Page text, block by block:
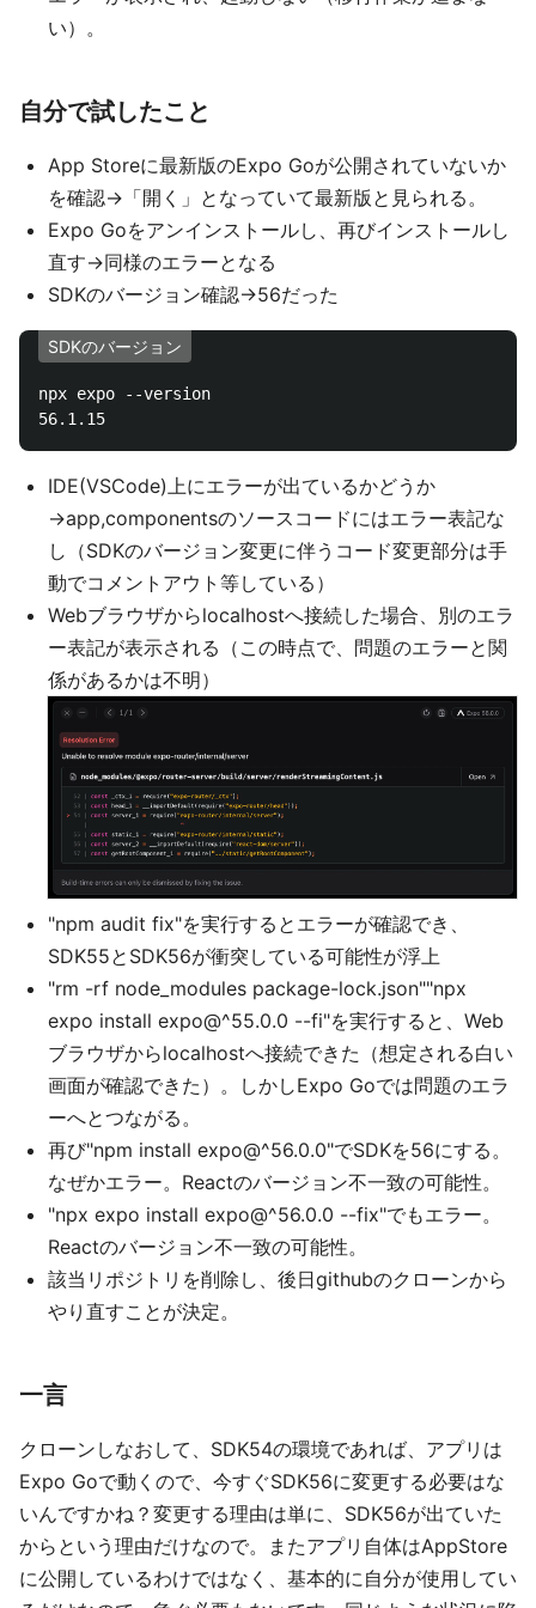
い）。
自分で試したこと
App Storeに最新版のExpo Goが公開されていないか
を確認→「開く」となっていて最新版と見られる。
Expo Goをアンインストールし、再びインストールし
直す→同様のエラーとなる
SDKのバージョン確認→56だった
SDKのバージョン
npx expo --version
IDE(VSCode)上にエラーが出ているかどうか
→app,componentsのソースコードにはエラー表記な
し（SDKのバージョン変更に伴うコード変更部分は手
動でコメントアウト等している）
Webブラウザからlocalhostへ接続した場合、別のエラ
ー表記が表示される（この時点で、問題のエラーと関
係があるかは不明）
"npm audit fix"を実行するとエラーが確認でき、
SDK55とSDK56が衝突している可能性が浮上
"rm -rf node_modules package-lock.json""npx
expo install expo@^55.0.0 --fi"を実行すると、Web
ブラウザからlocalhostへ接続できた（想定される白い
画面が確認できた）。しかしExpo Goでは問題のエラ
ーへとつながる。
再び"npm install expo@^56.0.0"でSDKを56にする。
なぜかエラー。Reactのバージョン不一致の可能性。
"npx expo install expo@^56.0.0 --fix"でもエラー。
Reactのバージョン不一致の可能性。
該当リポジトリを削除し、後日githubのクローンから
やり直すことが決定。
一言
クローンしなおして、SDK54の環境であれば、アプリは
Expo Goで動くので、今すぐSDK56に変更する必要はな
いんですかね？変更する理由は単に、SDK56が出ていた
からという理由だけなので。またアプリ自体はAppStore
に公開しているわけではなく、基本的に自分が使用してい